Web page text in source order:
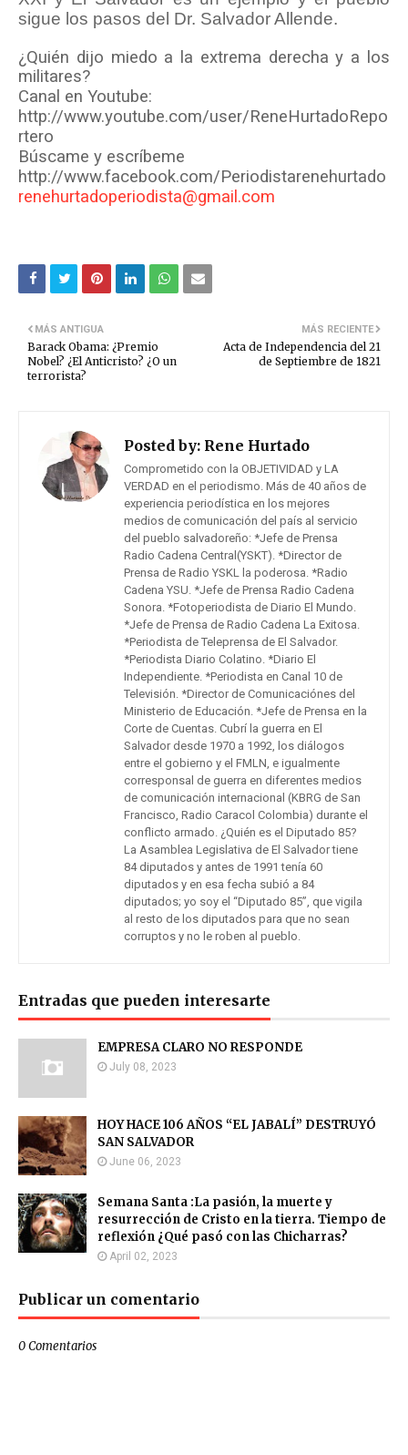
sigue los pasos del Dr. Salvador Allende.
¿Quién dijo miedo a la extrema derecha y a los
militares?
Canal en Youtube:
http://www.youtube.com/user/ReneHurtadoRepo
rtero
Búscame y escríbeme
http://www.facebook.com/Periodistarenehurtado
renehurtadoperiodista@gmail.com
MÁS RECIENTE
Acta de Independencia del 21
de Septiembre de 1821
MÁS ANTIGUA
Barack Obama: ¿Premio
Nobel? ¿El Anticristo? ¿O un
terrorista?
Posted by: Rene Hurtado
Comprometido con la OBJETIVIDAD y LA
VERDAD en el periodismo. Más de 40 años de
experiencia periodística en los mejores
medios de comunicación del país al servicio
del pueblo salvadoreño: *Jefe de Prensa
Radio Cadena Central(YSKT). *Director de
Prensa de Radio YSKL la poderosa. *Radio
Cadena YSU. *Jefe de Prensa Radio Cadena
Sonora. *Fotoperiodista de Diario El Mundo.
*Jefe de Prensa de Radio Cadena La Exitosa.
*Periodista de Teleprensa de El Salvador.
*Periodista Diario Colatino. *Diario El
Independiente. *Periodista en Canal 10 de
Televisión. *Director de Comunicaciónes del
Ministerio de Educación. *Jefe de Prensa en la
Corte de Cuentas. Cubrí la guerra en El
Salvador desde 1970 a 1992, los diálogos
entre el gobierno y el FMLN, e igualmente
corresponsal de guerra en diferentes medios
de comunicación internacional (KBRG de San
Francisco, Radio Caracol Colombia) durante el
conflicto armado. ¿Quién es el Diputado 85?
La Asamblea Legislativa de El Salvador tiene
84 diputados y antes de 1991 tenía 60
diputados y en esa fecha subió a 84
diputados; yo soy el “Diputado 85”, que vigila
al resto de los diputados para que no sean
corruptos y no le roben al pueblo.
Entradas que pueden interesarte
EMPRESA CLARO NO RESPONDE
July 08, 2023
HOY HACE 106 AÑOS “EL JABALÍ” DESTRUYÓ
SAN SALVADOR
June 06, 2023
Semana Santa :La pasión, la muerte y
resurrección de Cristo en la tierra. Tiempo de
reflexión ¿Qué pasó con las Chicharras?
April 02, 2023
Publicar un comentario
0 Comentarios